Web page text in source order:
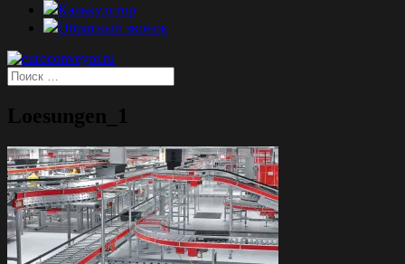
Калькулятор
Обратный звонок
Loesungen_1